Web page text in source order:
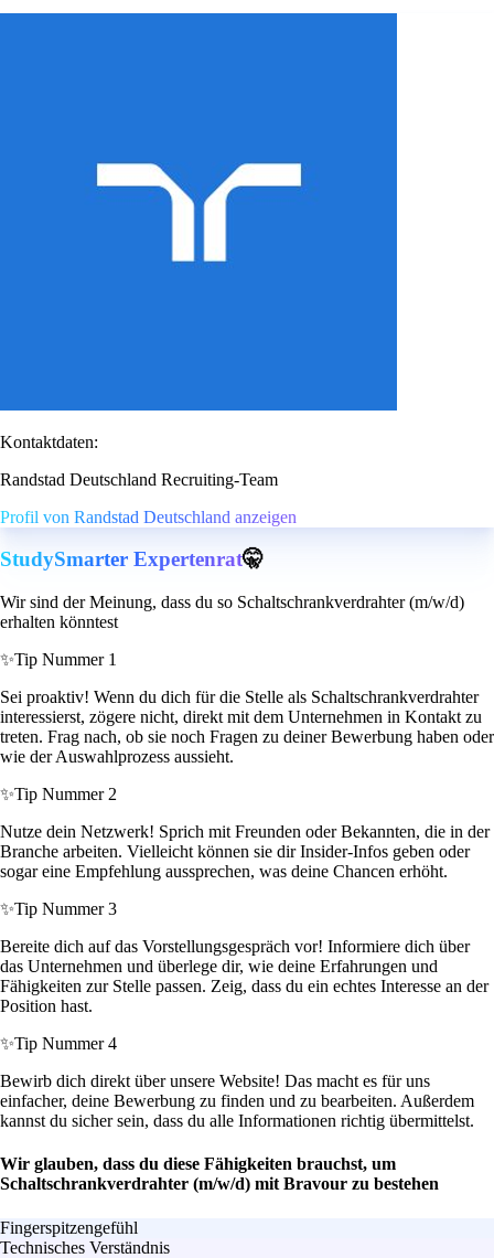
Kontaktdaten:
Randstad Deutschland Recruiting-Team
Profil von Randstad Deutschland anzeigen
StudySmarter Expertenrat🤫
Wir sind der Meinung, dass du so Schaltschrankverdrahter (m/w/d)
erhalten könntest
✨Tip Nummer 1
Sei proaktiv! Wenn du dich für die Stelle als Schaltschrankverdrahter
interessierst, zögere nicht, direkt mit dem Unternehmen in Kontakt zu
treten. Frag nach, ob sie noch Fragen zu deiner Bewerbung haben oder
wie der Auswahlprozess aussieht.
✨Tip Nummer 2
Nutze dein Netzwerk! Sprich mit Freunden oder Bekannten, die in der
Branche arbeiten. Vielleicht können sie dir Insider-Infos geben oder
sogar eine Empfehlung aussprechen, was deine Chancen erhöht.
✨Tip Nummer 3
Bereite dich auf das Vorstellungsgespräch vor! Informiere dich über
das Unternehmen und überlege dir, wie deine Erfahrungen und
Fähigkeiten zur Stelle passen. Zeig, dass du ein echtes Interesse an der
Position hast.
✨Tip Nummer 4
Bewirb dich direkt über unsere Website! Das macht es für uns
einfacher, deine Bewerbung zu finden und zu bearbeiten. Außerdem
kannst du sicher sein, dass du alle Informationen richtig übermittelst.
Wir glauben, dass du diese Fähigkeiten brauchst, um
Schaltschrankverdrahter (m/w/d) mit Bravour zu bestehen
Fingerspitzengefühl
Technisches Verständnis